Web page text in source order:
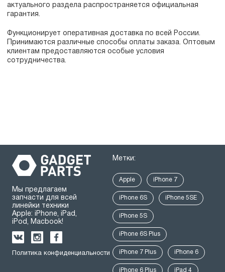
актуального раздела распространяется официальная
гарантия.
Функционирует оперативная доставка по всей России.
Принимаются различные способы оплаты заказа. Оптовым
клиентам предоставляются особые условия
сотрудничества.
Мы предлагаем
запчасти для всей
линейки техники
Apple: iPhone, iPad,
iPod, Macbook!
Политика конфиденциальности
Метки:
Apple iPhone 7
iPhone 6S iPhone 5SE
iPhone 5S
iPhone 6S Plus
iPhone 7 Plus iPhone 6
iPhone 6 Plus iPad 4